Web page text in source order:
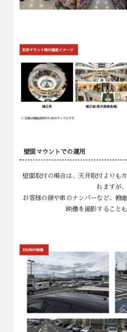
壁面取付の場合は、天井取付よ
れま
お客様の顔や車のナンバーなど
映像を撮影する